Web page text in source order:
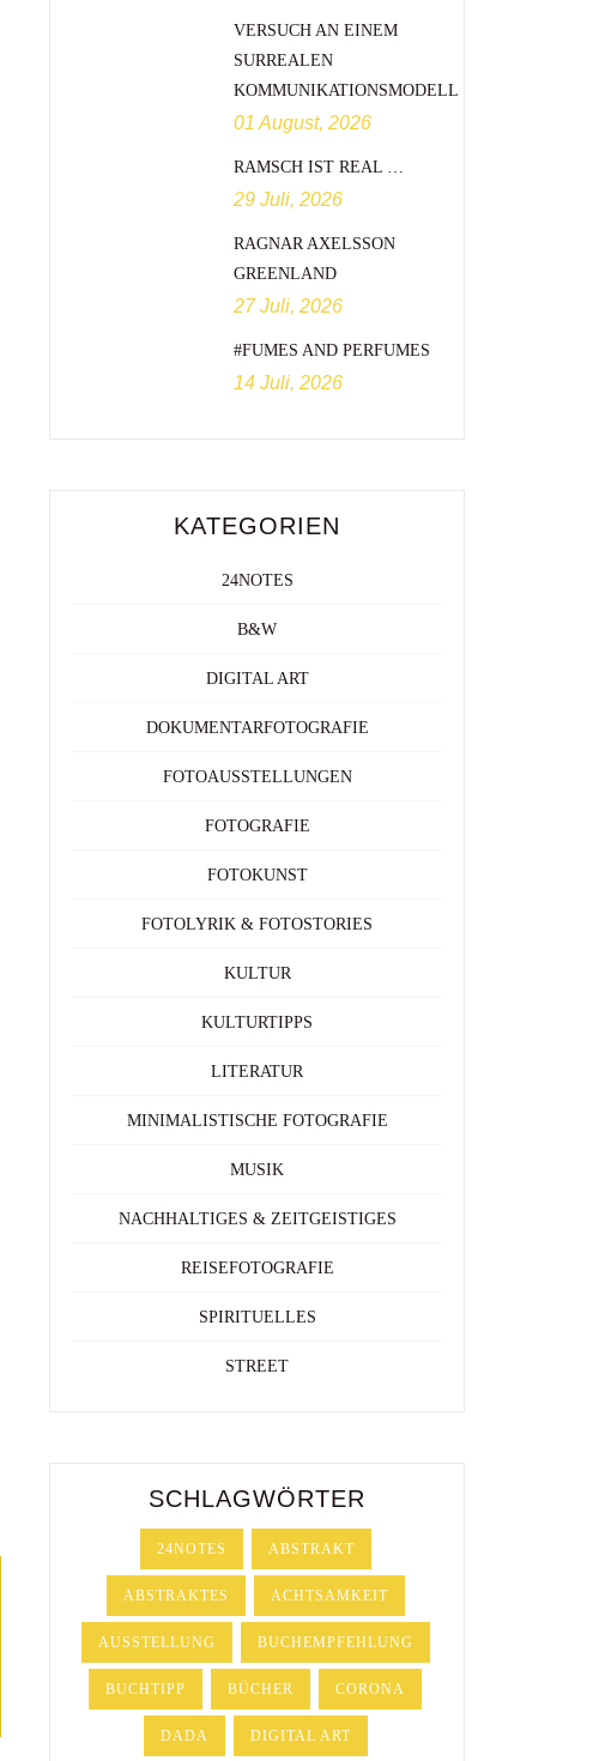
VERSUCH AN EINEM
SURREALEN
KOMMUNIKATIONSMODELL
01 August, 2026
RAMSCH IST REAL …
29 Juli, 2026
RAGNAR AXELSSON
GREENLAND
27 Juli, 2026
#FUMES AND PERFUMES
14 Juli, 2026
KATEGORIEN
24NOTES
B&W
DIGITAL ART
DOKUMENTARFOTOGRAFIE
FOTOAUSSTELLUNGEN
FOTOGRAFIE
FOTOKUNST
FOTOLYRIK & FOTOSTORIES
KULTUR
KULTURTIPPS
LITERATUR
MINIMALISTISCHE FOTOGRAFIE
MUSIK
NACHHALTIGES & ZEITGEISTIGES
REISEFOTOGRAFIE
SPIRITUELLES
STREET
SCHLAGWÖRTER
24NOTES ABSTRAKT
ABSTRAKTES ACHTSAMKEIT
AUSSTELLUNG BUCHEMPFEHLUNG
BUCHTIPP BÜCHER CORONA
DADA DIGITAL ART